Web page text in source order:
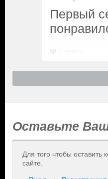
Первый
Оставьте
Для того чтобы
сайте.